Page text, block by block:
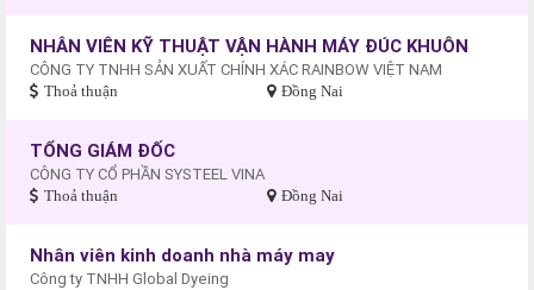
NHÂN VIÊN KỸ THUẬT VẬN HÀNH MÁY ĐÚC KHUÔN
CÔNG TY TNHH SẢN XUẤT CHÍNH XÁC RAINBOW VIỆT NAM
Thoả thuận Đồng Nai
TỔNG GIÁM ĐỐC
CÔNG TY CỔ PHẦN SYSTEEL VINA
Thoả thuận Đồng Nai
Nhân viên kinh doanh nhà máy may
Công ty TNHH Global Dyeing